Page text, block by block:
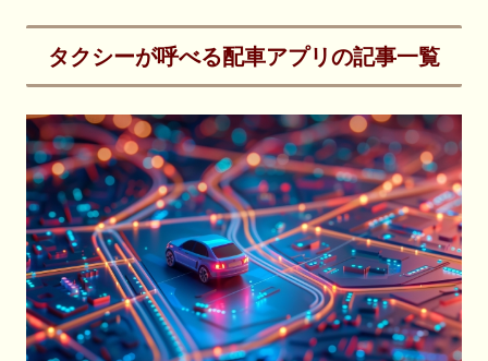
タクシーが呼べる配車アプリの記事一覧